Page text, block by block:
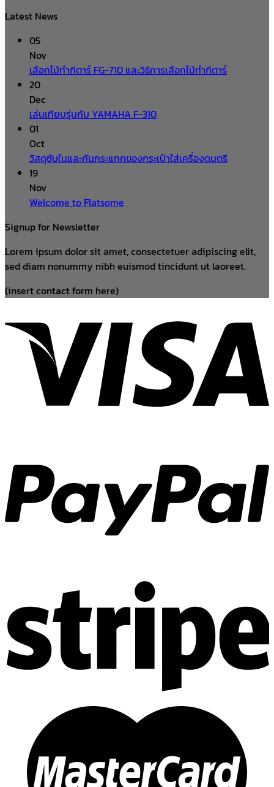
Latest News
05
Nov
เลือกไม้ทำกีตาร์ FG-710 และวิธีการเลือกไม้ทำกีตาร์
20
Dec
เล่นเทียบรุ่นกับ YAMAHA F-310
01
Oct
วัสดุซับในและกันกระแทกของกระเป๋าใส่เครื่องดนตรี
19
Nov
Welcome to Flatsome
Signup for Newsletter
Lorem ipsum dolor sit amet, consectetuer adipiscing elit,
sed diam nonummy nibh euismod tincidunt ut laoreet.
(insert contact form here)